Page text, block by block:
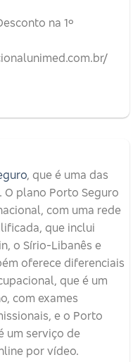
na 1º
, que é uma das
plano Porto Seguro
com uma rede
que inclui
o Sírio-Libanês e
oferece diferenciais
que é um
com exames
e o Porto
um serviço de
por vídeo.